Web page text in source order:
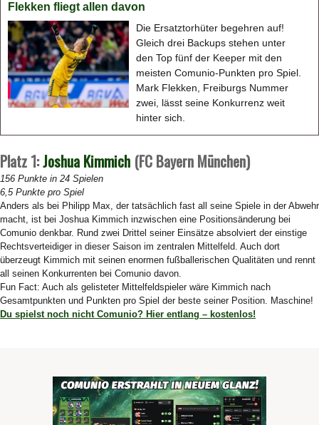
Flekken fliegt allen davon
Die Ersatztorhüter begehren auf!
Gleich drei Backups stehen unter
den Top fünf der Keeper mit den
meisten Comunio-Punkten pro Spiel.
Mark Flekken, Freiburgs Nummer
zwei, lässt seine Konkurrenz weit
hinter sich.
Platz 1:Joshua Kimmich (FC Bayern München)
156 Punkte in 24 Spielen
6,5 Punkte pro Spiel
Anders als bei Philipp Max, der tatsächlich fast all seine Spiele in der Abwehr
macht, ist bei Joshua Kimmich inzwischen eine Positionsänderung bei
Comunio denkbar. Rund zwei Drittel seiner Einsätze absolviert der einstige
Rechtsverteidiger in dieser Saison im zentralen Mittelfeld. Auch dort
überzeugt Kimmich mit seinen enormen fußballerischen Qualitäten und rennt
all seinen Konkurrenten bei Comunio davon.
Fun Fact: Auch als gelisteter Mittelfeldspieler wäre Kimmich nach
Gesamtpunkten und Punkten pro Spiel der beste seiner Position. Maschine!
Du spielst noch nicht Comunio? Hier entlang – kostenlos!